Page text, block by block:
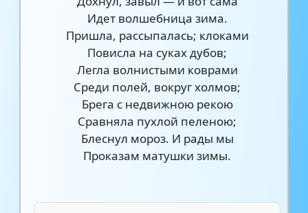
Идет волшебница зима.
Пришла, рассыпалась; клоками
Повисла на суках дубов;
Легла волнистыми коврами
Среди полей, вокруг холмов;
Брега с недвижною рекою
Сравняла пухлой пеленою;
Блеснул мороз. И рады мы
Проказам матушки зимы.